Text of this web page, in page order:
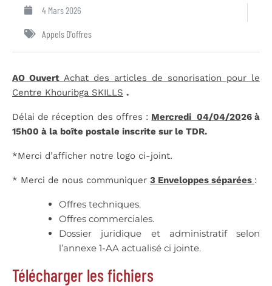
4 Mars 2026
Appels D'offres
AO Ouvert Achat des articles de sonorisation pour le
Centre Khouribga SKILLS .
Délai de réception des offres : Mercredi 04/04/2026 à
15h00 à la boîte postale inscrite sur le TDR.
*Merci d’afficher notre logo ci-joint.
* Merci de nous communiquer 3 Enveloppes séparées :
Offres techniques.
Offres commerciales.
Dossier juridique et administratif selon
l’annexe 1-AA actualisé ci jointe.
Télécharger les fichiers